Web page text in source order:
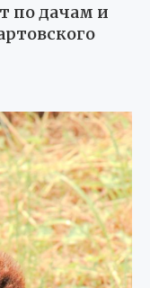
по дачам и